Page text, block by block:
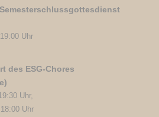
Uhr
des ESG-Chores
Uhr,
Uhr